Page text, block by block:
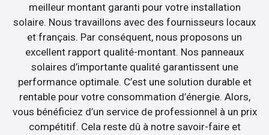
meilleur montant garanti pour votre installation
solaire. Nous travaillons avec des fournisseurs locaux
et français. Par conséquent, nous proposons un
excellent rapport qualité-montant. Nos panneaux
solaires d’importante qualité garantissent une
performance optimale. C’est une solution durable et
rentable pour votre consommation d’énergie. Alors,
vous bénéficiez d’un service de professionnel à un prix
compétitif. Cela reste dû à notre savoir-faire et